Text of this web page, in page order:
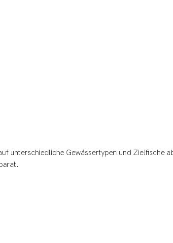
unterschiedliche Gewässertypen und